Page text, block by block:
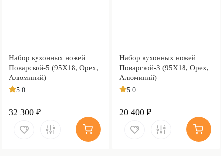
Набор кухонных ножей
Поварской-5 (95Х18, Орех,
Алюминий)
5.0
32 300 ₽
Набор кухонных ножей
Поварской-3 (95Х18, Орех,
Алюминий)
5.0
20 400 ₽